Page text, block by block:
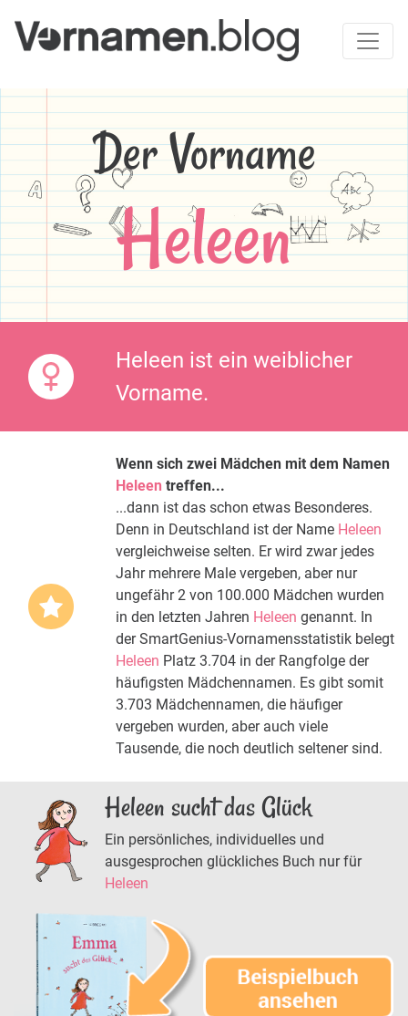
Der Vorname
Heleen
Heleen ist ein weiblicher
Vorname.
Wenn sich zwei Mädchen mit dem Namen
Heleen treffen...
...dann ist das schon etwas Besonderes.
Denn in Deutschland ist der Name Heleen
vergleichweise selten. Er wird zwar jedes
Jahr mehrere Male vergeben, aber nur
ungefähr 2 von 100.000 Mädchen wurden
in den letzten Jahren Heleen genannt. In
der SmartGenius-Vornamensstatistik belegt
Heleen Platz 3.704 in der Rangfolge der
häufigsten Mädchennamen. Es gibt somit
3.703 Mädchennamen, die häufiger
vergeben wurden, aber auch viele
Tausende, die noch deutlich seltener sind.
Heleen sucht das Glück
Ein persönliches, individuelles und
ausgesprochen glückliches Buch nur für
Heleen